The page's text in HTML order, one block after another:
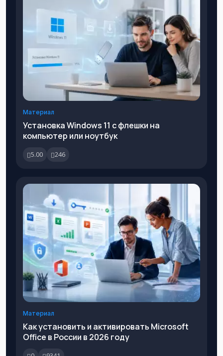
Материал
Установка Windows 11 с флешки на
компьютер или ноутбук
5.00 246
Материал
Как установить и активировать Microsoft
Office в России в 2026 году